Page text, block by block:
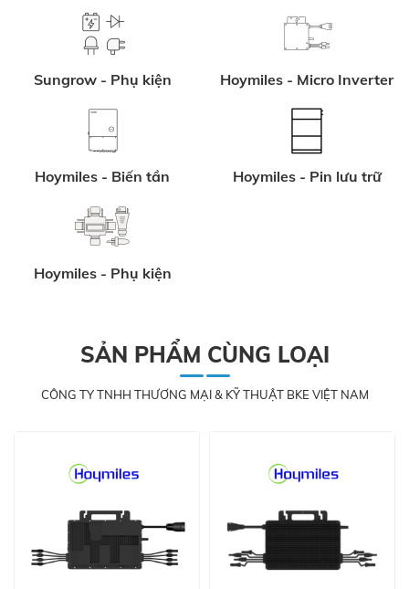
Sungrow - Phụ kiện Hoymiles - Micro Inverter
Hoymiles - Biến tần Hoymiles - Pin lưu trữ
Hoymiles - Phụ kiện
SẢN PHẨM CÙNG LOẠI
CÔNG TY TNHH THƯƠNG MẠI & KỸ THUẬT BKE VIỆT NAM